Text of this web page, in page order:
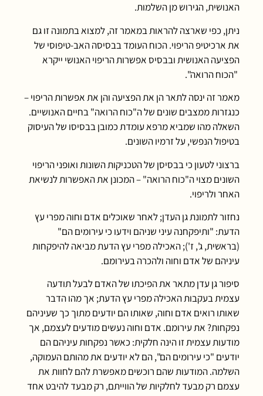
האנושית, הגירוש מן השלמות.
ניתן, כפי שארצה להראות במאמר זה, למצוא בתמונה זו גם
את ארכיטיפ הריפוי. הכוח העומד בבסיסה האב-טיפוסי של
הפציעה האנושית ובבסיס אפשרות הריפוי האנושי ייקרא
"הכוח הרואה".
מאמר זה ינסה לתאר הן את הפציעה והן את אפשרות הריפוי –
כנגזרות ממצבים שונים של ה"כוח הרואה" בחיים האנושיים.
השאלה מהו שמביא מרפא עומדת כמובן בבסיסו של העיסוק
בטיפול הנפשי, על זרמיו השונים.
ברצוני לטעון כי בבסיסן של הטכניקות השונות ואופני הריפוי
השונים מצוי ה"כוח הרואה" – המכונן את האפשרות לנשיאת
האחר ולריפוי.
נחזור לתמונת גן העדן; לאחר שאוכלים אדם וחוה מפרי עץ
הדעת: "ותיפקחנה עיני שניהם וידעו כי עירומים הם"
(בראשית, ג', ז'); האכילה מפרי עץ הדעת מביאה להיפקחות
עיניהם של אדם וחוה ולהכרה בעירומם.
סיפור גן עדן מתאר את הפיכתו של האדם לבעל תודעה
עצמית בעקבות האכילה מפרי עץ הדעת; אך מהו הדבר
שאותו רואים אדם וחוה, שאותו הם יודעים מתוך כך שעיניהם
נפקחות? את עירומם. אדם וחוה נעשים מודעים לעצמם, אך
מודעות עצמית זו הינה חלקית: כאשר נפקחות עיניהם הם
יודעים "כי עירומים הם", הם לא יודעים את מהותם העמוקה,
השלמה. המודעות שהם רוכשים מאפשרת להם לחוות את
עצמם רק מבעד לחלקיות של הווייתם, רק מבעד להיבט אחד